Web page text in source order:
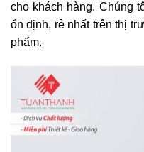
cho khách hàng. Chúng
ổn định, rẻ nhất trên thị
phẩm.